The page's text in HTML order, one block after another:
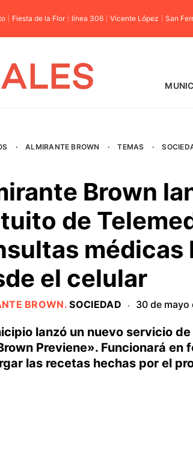
Fiesta de la Flor línea 306 Vicente López San
· ALMIRANTE BROWN · TEMAS ·
Brown
de
médicas
el celular
BROWN.SOCIEDAD · 30 de mayo
lanzó un nuevo servicio
Previene». Funcionará en
las recetas hechas por el